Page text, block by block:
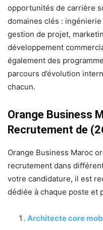
opportunités de carrière
domaines clés :
gestion de projet,
développement
également des
parcours d’évolution
chacun.
Orange Business
Recrutement de
Orange Business Maroc
recrutement dans
votre candidature, il est
dédiée à chaque poste et
Architecte core